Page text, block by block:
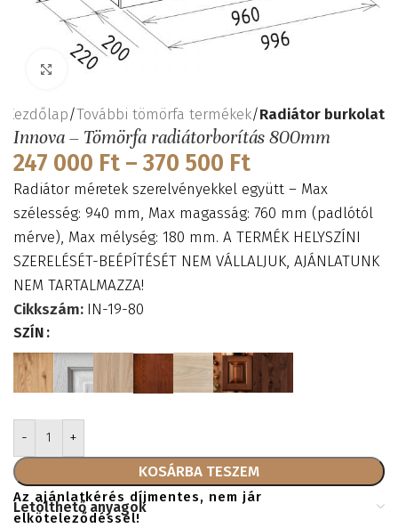
Kattints a nagyításhoz
Kezdőlap További tömörfa termékek Radiátor burkolat
Innova – Tömörfa radiátorborítás 800mm
247 000 Ft – 370 500 Ft
Radiátor méretek szerelvényekkel együtt – Max
szélesség: 940 mm, Max magasság: 760 mm (padlótól
mérve), Max mélység: 180 mm. A TERMÉK HELYSZÍNI
SZERELÉSÉT-BEÉPÍTÉSÉT NEM VÁLLALJUK, AJÁNLATUNK
NEM TARTALMAZZA!
Cikkszám: IN-19-80
SZÍN
KOSÁRBA TESZEM
Az ajánlatkérés díjmentes, nem jár
elköteleződéssel!
Letölthető anyagok